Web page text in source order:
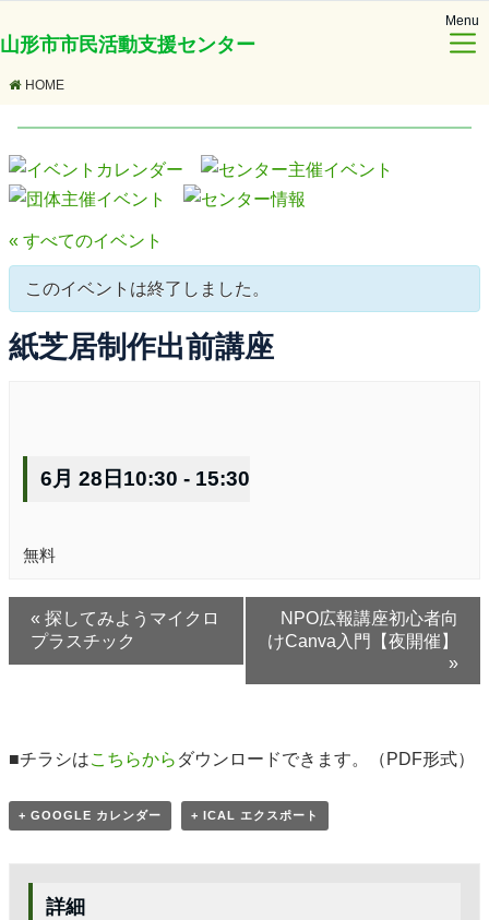
山形市市民活動支援センター
Menu
HOME
« すべてのイベント
このイベントは終了しました。
紙芝居制作出前講座
6月 28日10:30 - 15:30
無料
« 探してみようマイクロ
プラスチック
NPO広報講座初心者向
けCanva入門【夜開催】
»
■チラシはこちらから ダウンロードできます。（PDF形式）
+ GOOGLE カレンダー + ICAL エクスポート
詳細